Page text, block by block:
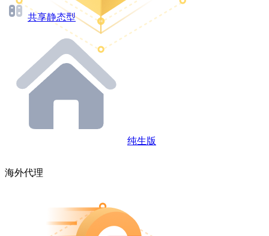
共享静态型
纯生版
海外代理